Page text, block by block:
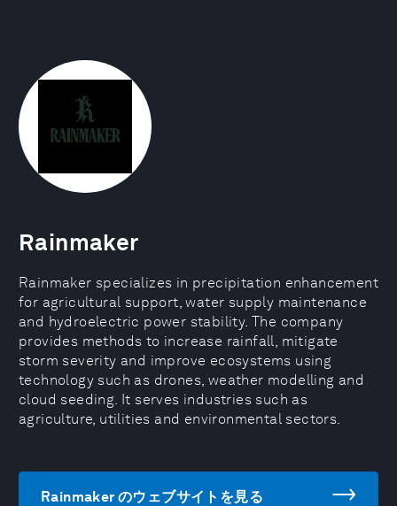
Rainmaker
Rainmaker specializes in precipitation enhancement
for agricultural support, water supply maintenance
and hydroelectric power stability. The company
provides methods to increase rainfall, mitigate
storm severity and improve ecosystems using
technology such as drones, weather modelling and
cloud seeding. It serves industries such as
agriculture, utilities and environmental sectors.
Rainmaker のウェブサイトを見る